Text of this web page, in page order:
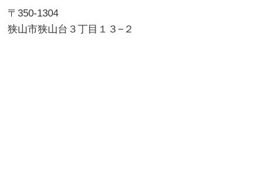
〒350-1304
狭山市狭山台３丁目１３−２